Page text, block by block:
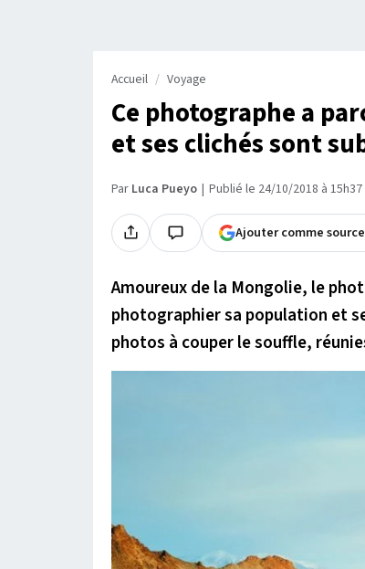
Accueil Voyage
Ce photographe a
et ses clichés sont
Par Luca Pueyo Publié le 24/10/2018 à 15h37
Ajouter comme
Amoureux de la Mongolie, le
photographier sa population et
photos à couper le souffle,